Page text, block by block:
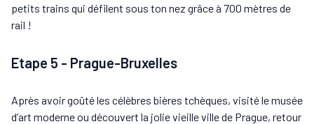
petits trains qui défilent sous ton nez grâce à 700 mètres de
rail !
Etape 5 - Prague-Bruxelles
Après avoir goûté les célèbres bières tchèques, visité le musée
d’art moderne ou découvert la jolie vieille ville de Prague, retour